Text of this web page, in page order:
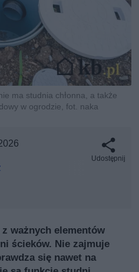
ma studnia chłonna, a także
w ogrodzie, fot. naka
Udostępnij
ważnych elementów
ścieków. Nie zajmuje
się nawet na